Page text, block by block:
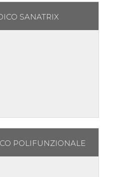
SANATRIX
POLIFUNZIONALE